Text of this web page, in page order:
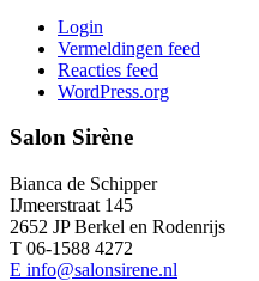
Login
Vermeldingen feed
Reacties feed
WordPress.org
Salon Sirène
Bianca de Schipper
IJmeerstraat 145
2652 JP Berkel en Rodenrijs
T 06-1588 4272
E info@salonsirene.nl